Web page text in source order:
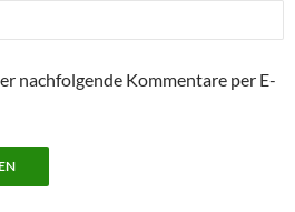
nachfolgende Kommentare per E-